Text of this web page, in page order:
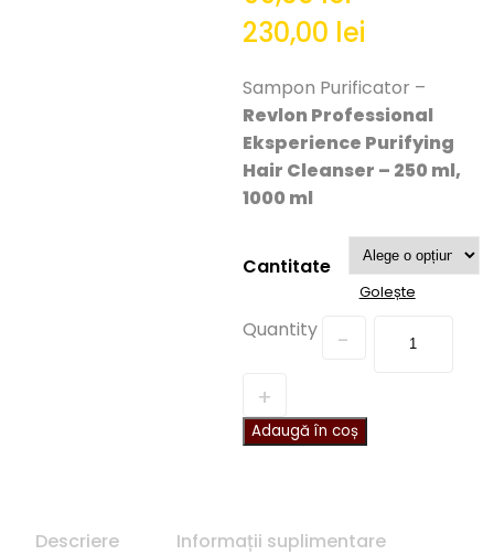
230,00 lei
Sampon Purificator –
Revlon Professional
Eksperience Purifying
Hair Cleanser – 250 ml,
1000 ml
Cantitate
Golește
Quantity
Adaugă în coș
Descriere Informații suplimentare